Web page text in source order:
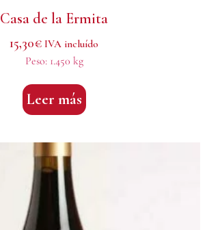
Casa de la Ermita
15,30€ IVA incluído
Peso:1.450 kg
Leer más